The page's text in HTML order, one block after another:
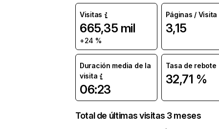
Visitas
665,35 mil
+24 %
Páginas / Visita
3,15
Duración media de la
visita
06:23
Tasa de rebote
32,71 %
Total de últimas visitas 3 meses